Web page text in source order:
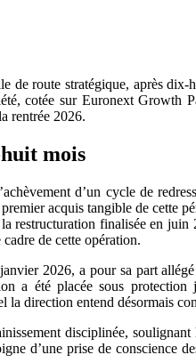
route stratégique, après
cotée sur Euronext Growth
rentrée 2026.
mois
d’un cycle de
acquis tangible de cette
restructuration finalisée en
de cette opération.
2026, a pour sa part
été placée sous protection
direction entend désormais
disciplinée,
d’une prise de conscience